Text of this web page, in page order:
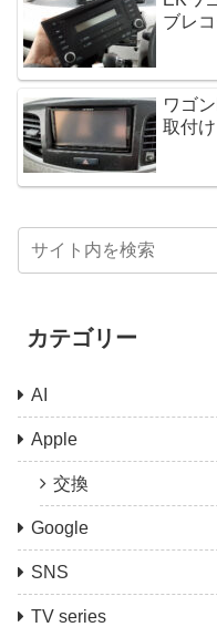
ブレ
ワゴ
取付け
カテゴリー
AI
Apple
交換
Google
SNS
TV series